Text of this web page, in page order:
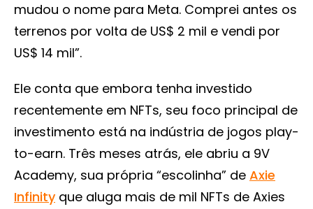
mudou o nome para Meta. Comprei antes os
terrenos por volta de US$ 2 mil e vendi por
US$ 14 mil”.
Ele conta que embora tenha investido
recentemente em NFTs, seu foco principal de
investimento está na indústria de jogos play-
to-earn. Três meses atrás, ele abriu a 9V
Academy, sua própria “escolinha” de Axie
Infinityque aluga mais de mil NFTs de Axies